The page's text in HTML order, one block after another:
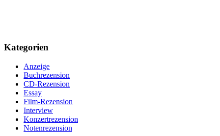
Kategorien
Anzeige
Buchrezension
CD-Rezension
Essay
Film-Rezension
Interview
Konzertrezension
Notenrezension